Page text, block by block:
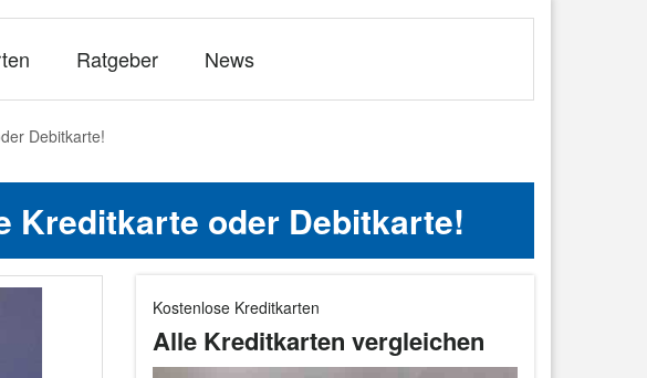
Ratgeber News
Debitkarte!
Kreditkarte oder Debitkarte!
Kostenlose Kreditkarten
Alle Kreditkarten vergleichen